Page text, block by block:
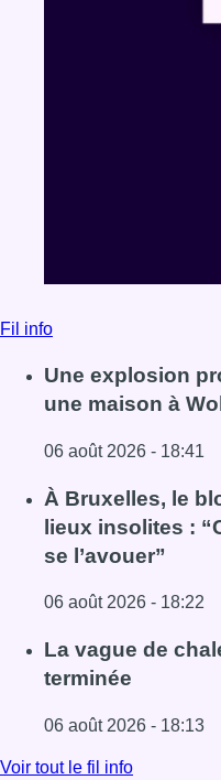
Fil info
Une explosion
une maison à
06 août 2026 - 18:41
Lire l'article Une
À Bruxelles, le
lieux insolites :
se l’avouer”
06 août 2026 - 18:22
Lire l'article À
La vague de
terminée
06 août 2026 - 18:13
Lire l'article La vague
Voir tout le fil info